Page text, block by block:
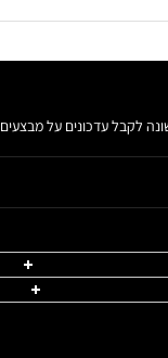
לקבל עדכונים על מבצעים